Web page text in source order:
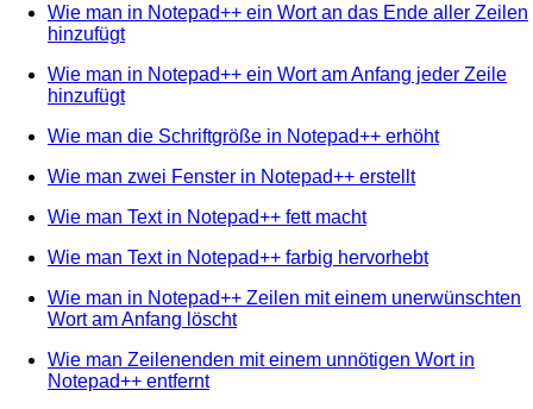
Wie man in Notepad++ ein Wort an das Ende aller Zeilen
hinzufügt
Wie man in Notepad++ ein Wort am Anfang jeder Zeile
hinzufügt
Wie man die Schriftgröße in Notepad++ erhöht
Wie man zwei Fenster in Notepad++ erstellt
Wie man Text in Notepad++ fett macht
Wie man Text in Notepad++ farbig hervorhebt
Wie man in Notepad++ Zeilen mit einem unerwünschten
Wort am Anfang löscht
Wie man Zeilenenden mit einem unnötigen Wort in
Notepad++ entfernt